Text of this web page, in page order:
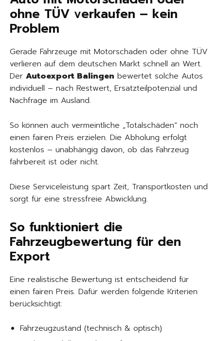
ohne TÜV verkaufen – kein
Problem
Gerade Fahrzeuge mit Motorschaden oder ohne TÜV
verlieren auf dem deutschen Markt schnell an Wert.
Der Autoexport Balingen bewertet solche Autos
individuell – nach Restwert, Ersatzteilpotenzial und
Nachfrage im Ausland.
So können auch vermeintliche „Totalschäden“ noch
einen fairen Preis erzielen. Die Abholung erfolgt
kostenlos – unabhängig davon, ob das Fahrzeug
fahrbereit ist oder nicht.
Diese Serviceleistung spart Zeit, Transportkosten und
sorgt für eine stressfreie Abwicklung.
So funktioniert die
Fahrzeugbewertung für den
Export
Eine realistische Bewertung ist entscheidend für
einen fairen Preis. Dafür werden folgende Kriterien
berücksichtigt:
Fahrzeugzustand (technisch & optisch)